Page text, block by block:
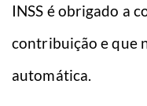
INSS é obrigado a
contribuição e que
automática.